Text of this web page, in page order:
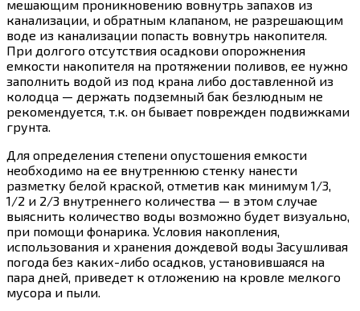
мешающим проникновению вовнутрь запахов из
канализации, и обратным клапаном, не разрешающим
воде из канализации попасть вовнутрь накопителя.
При долгого отсутствия осадкови опорожнения
емкости накопителя на протяжении поливов, ее нужно
заполнить водой из под крана либо доставленной из
колодца — держать подземный бак безлюдным не
рекомендуется, т.к. он бывает поврежден подвижками
грунта.
Для определения степени опустошения емкости
необходимо на ее внутреннюю стенку нанести
разметку белой краской, отметив как минимум 1/3,
1/2 и 2/3 внутреннего количества — в этом случае
выяснить количество воды возможно будет визуально,
при помощи фонарика. Условия накопления,
использования и хранения дождевой воды Засушливая
погода без каких-либо осадков, установившаяся на
пара дней, приведет к отложению на кровле мелкого
мусора и пыли.